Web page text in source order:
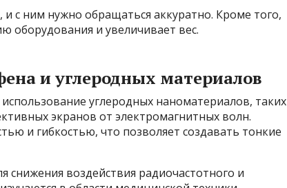
с ним нужно обращаться аккуратно. Кроме того,
оборудования и увеличивает вес.
и углеродных материалов
углеродных наноматериалов, таких
экранов от электромагнитных волн.
и гибкостью, что позволяет создавать тонкие
снижения воздействия радиочастотного и